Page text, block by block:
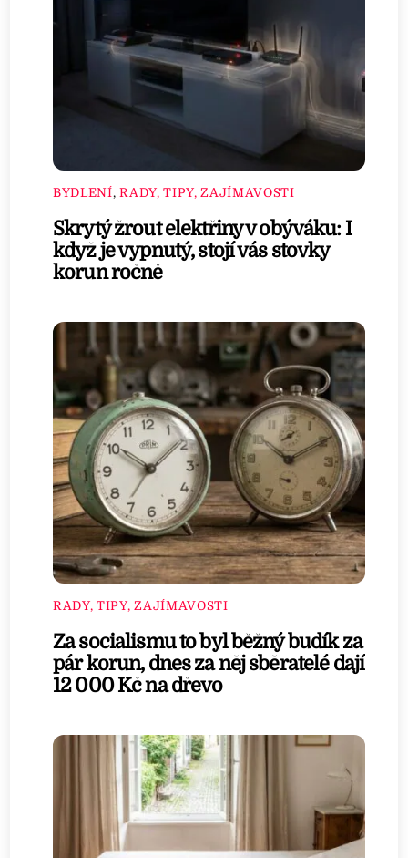
BYDLENÍ,RADY, TIPY, ZAJÍMAVOSTI
Skrytý žrout elektřiny v obýváku: I
když je vypnutý, stojí vás stovky
korun ročně
RADY, TIPY, ZAJÍMAVOSTI
Za socialismu to byl běžný budík za
pár korun, dnes za něj sběratelé dají
12 000 Kč na dřevo